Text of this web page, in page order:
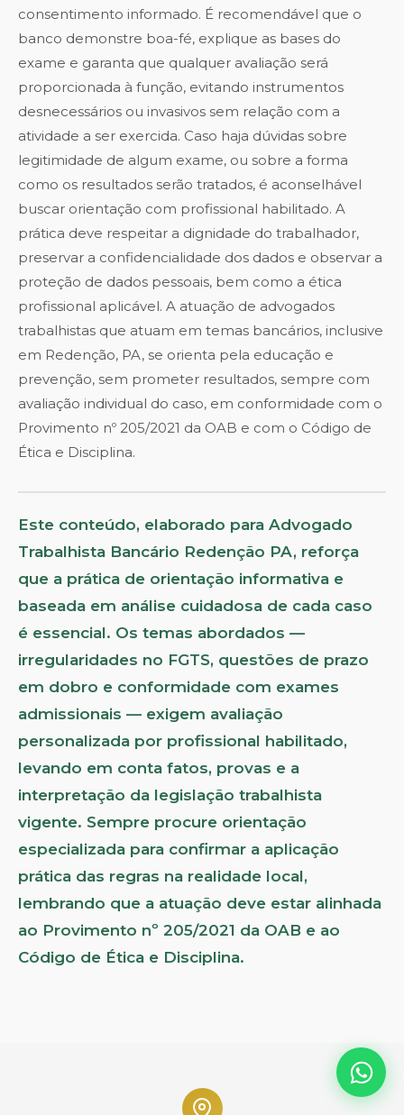
consentimento informado. É recomendável que o
banco demonstre boa-fé, explique as bases do
exame e garanta que qualquer avaliação será
proporcionada à função, evitando instrumentos
desnecessários ou invasivos sem relação com a
atividade a ser exercida. Caso haja dúvidas sobre
legitimidade de algum exame, ou sobre a forma
como os resultados serão tratados, é aconselhável
buscar orientação com profissional habilitado. A
prática deve respeitar a dignidade do trabalhador,
preservar a confidencialidade dos dados e observar a
proteção de dados pessoais, bem como a ética
profissional aplicável. A atuação de advogados
trabalhistas que atuam em temas bancários, inclusive
em Redenção, PA, se orienta pela educação e
prevenção, sem prometer resultados, sempre com
avaliação individual do caso, em conformidade com o
Provimento nº 205/2021 da OAB e com o Código de
Ética e Disciplina.
Este conteúdo, elaborado para Advogado
Trabalhista Bancário Redenção PA, reforça
que a prática de orientação informativa e
baseada em análise cuidadosa de cada caso
é essencial. Os temas abordados —
irregularidades no FGTS, questões de prazo
em dobro e conformidade com exames
admissionais — exigem avaliação
personalizada por profissional habilitado,
levando em conta fatos, provas e a
interpretação da legislação trabalhista
vigente. Sempre procure orientação
especializada para confirmar a aplicação
prática das regras na realidade local,
lembrando que a atuação deve estar alinhada
ao Provimento nº 205/2021 da OAB e ao
Código de Ética e Disciplina.